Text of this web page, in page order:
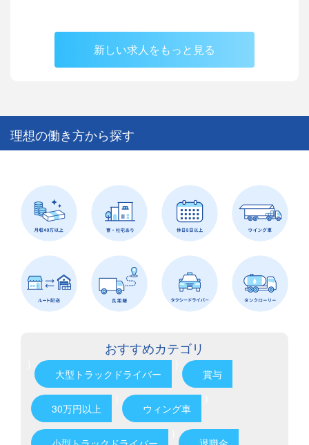
新しい求人をもっと見る
理想の働き方から探す
おすすめカテゴリ
大型トラックドライバー 賞与
30万円以上 ウィング車